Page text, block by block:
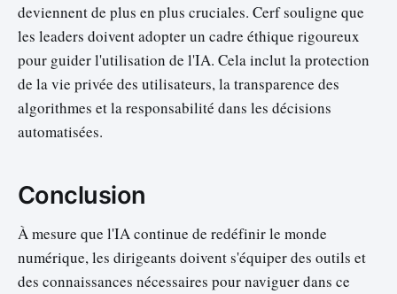
deviennent de plus en plus cruciales. Cerf souligne que
les leaders doivent adopter un cadre éthique rigoureux
pour guider l'utilisation de l'IA. Cela inclut la protection
de la vie privée des utilisateurs, la transparence des
algorithmes et la responsabilité dans les décisions
automatisées.
Conclusion
À mesure que l'IA continue de redéfinir le monde
numérique, les dirigeants doivent s'équiper des outils et
des connaissances nécessaires pour naviguer dans ce